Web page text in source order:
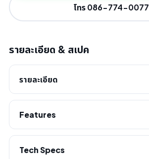
โทร 086-774-0077
รายละเอียด & สเปค
รายละเอียด
Features
Tech Specs